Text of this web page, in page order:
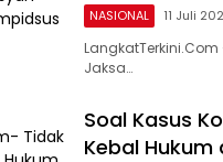
NASIONAL 11 Juli
Jaksa…
Soal Kasus
Kebal Hukum